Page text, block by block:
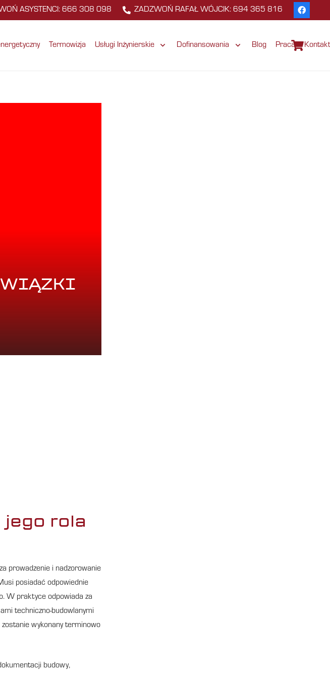
ASYSTENCI: 666 308 098 ZADZWOŃ RAFAŁ WÓJCIK: 694 365 816
Termowizja Usługi Inżynierskie Dofinansowania Blog Praca Kontakt
rola
prowadzenie i nadzorowanie
posiadać odpowiednie
W praktyce odpowiada za
techniczno-budowlanymi
zostanie wykonany terminowo
budowy,